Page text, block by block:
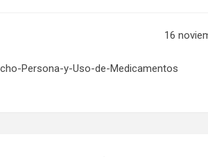
16
Persona-y-Uso-de-Medicamentos